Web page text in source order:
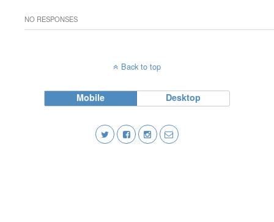
NO RESPONSES
Back to top
Mobile Desktop